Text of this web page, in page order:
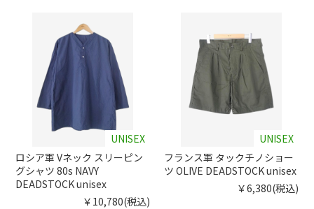
UNISEX
ロシア軍 Vネック スリーピン
グシャツ 80s NAVY
DEADSTOCK unisex
￥10,780(税込)
UNISEX
フランス軍 タックチノショー
ツ OLIVE DEADSTOCK unisex
￥6,380(税込)